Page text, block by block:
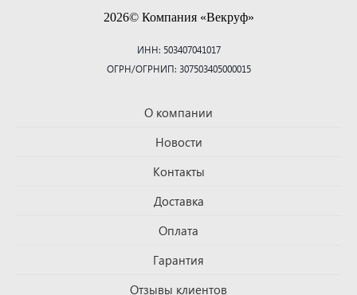
2026© Компания «Векруф»
ИНН: 503407041017
ОГРН/ОГРНИП: 307503405000015
О компании
Новости
Контакты
Доставка
Оплата
Гарантия
Отзывы клиентов